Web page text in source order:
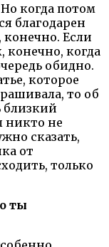
когда потом
благодарен
конечно. Если
конечно, когда
обидно.
которое
то об
близкий
никто не
сказать,
от
только
ты